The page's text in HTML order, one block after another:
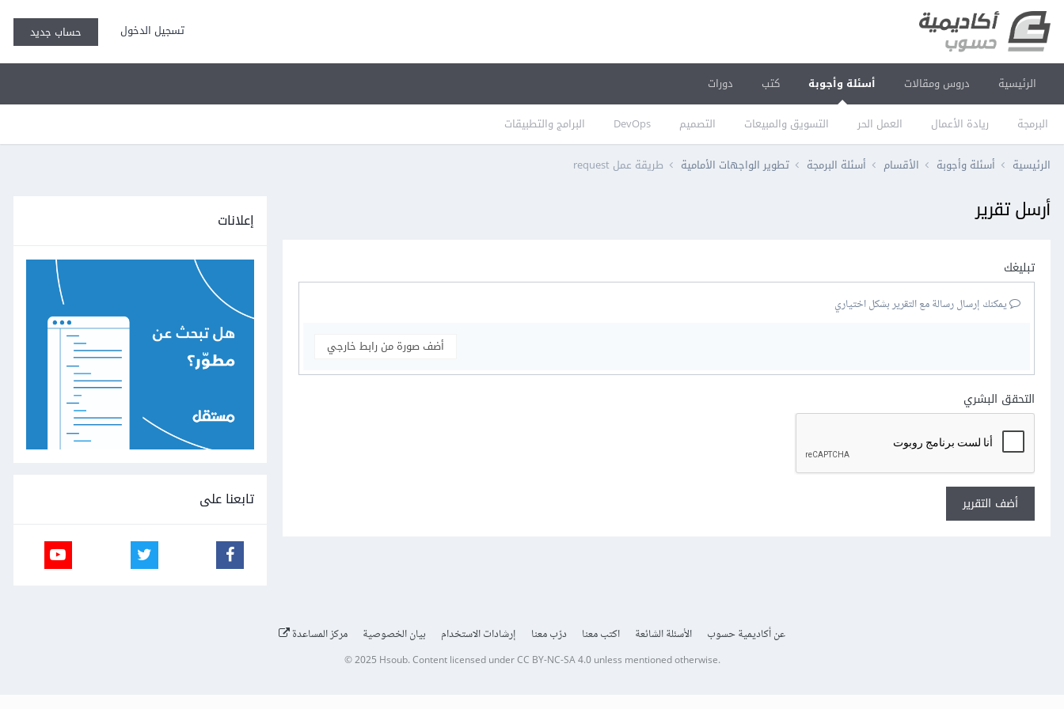
تسجيل الدخول حساب جديد
الرئيسية دروس ومقالات أسئلة وأجوبة
البرمجة ريادة الأعمال العمل الحر التسويق والمبيعات التصميم DevOps البرامج والتطبيقات
كتب دورات
الرئيسية أسئلة وأجوبة الأقسام أسئلة البرمجة تطوير الواجهات الأمامية طريقة عمل request
أرسل تقرير
تبليغك
يمكنك إرسال رسالة مع التقرير بشكل اختياري
أضف صورة من رابط خارجي
التحقق البشري
أضف التقرير
إعلانات
تابعنا على
عن أكاديمية حسوب الأسئلة الشائعة اكتب معنا درّب معنا إرشادات الاستخدام بيان الخصوصية مركز المساعدة
© 2025 Hsoub.Content licensed underCC BY-NC-SA 4.0unless mentioned otherwise.